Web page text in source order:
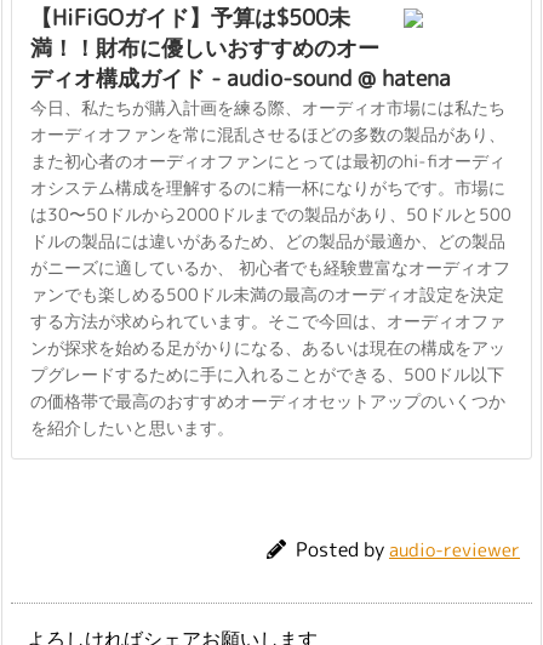
【HiFiGOガイド】予算は$500未
満！！財布に優しいおすすめのオー
ディオ構成ガイド - audio-sound @ hatena
今日、私たちが購入計画を練る際、オーディオ市場には私たち
オーディオファンを常に混乱させるほどの多数の製品があり、
また初心者のオーディオファンにとっては最初のhi-fiオーディ
オシステム構成を理解するのに精一杯になりがちです。市場に
は30〜50ドルから2000ドルまでの製品があり、50ドルと500
ドルの製品には違いがあるため、どの製品が最適か、どの製品
がニーズに適しているか、 初心者でも経験豊富なオーディオフ
ァンでも楽しめる500ドル未満の最高のオーディオ設定を決定
する方法が求められています。そこで今回は、オーディオファ
ンが探求を始める足がかりになる、あるいは現在の構成をアッ
プグレードするために手に入れることができる、500ドル以下
の価格帯で最高のおすすめオーディオセットアップのいくつか
を紹介したいと思います。
Posted byaudio-reviewer
よろしければシェアお願いします